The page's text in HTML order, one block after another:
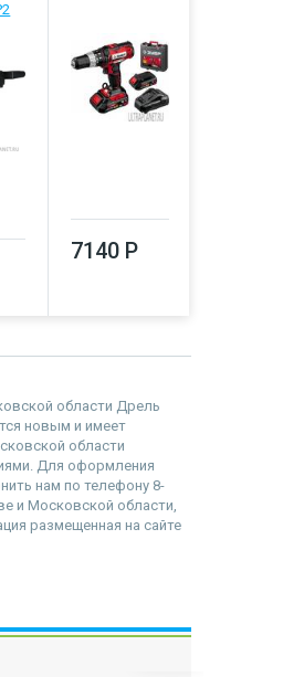
7140 Р
области Дрель
новым и имеет
области
Для оформления
нам по телефону 8-
и Московской области,
размещенная на сайте
наверх